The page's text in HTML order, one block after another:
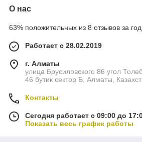
О нас
63% положительных из 8 отзывов за год
Работает с 28.02.2019
г. Алматы
улица Брусиловского 86 угол
46 бутик сектор Б, Алматы,
Контакты
Сегодня работает с 09:00 до
Показать весь график работы